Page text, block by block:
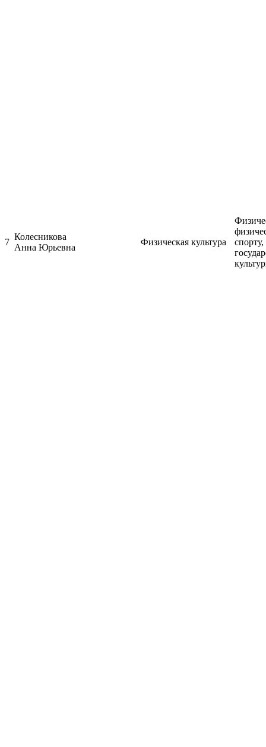
7
Колесникова
Анна Юрьевна
Физическая культура